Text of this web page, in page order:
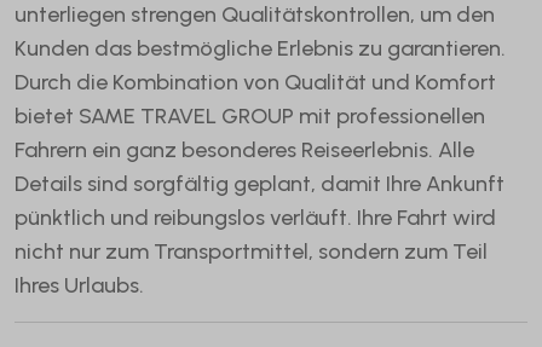
unterliegen strengen Qualitätskontrollen, um den
Kunden das bestmögliche Erlebnis zu garantieren.
Durch die Kombination von Qualität und Komfort
bietet SAME TRAVEL GROUP mit professionellen
Fahrern ein ganz besonderes Reiseerlebnis. Alle
Details sind sorgfältig geplant, damit Ihre Ankunft
pünktlich und reibungslos verläuft. Ihre Fahrt wird
nicht nur zum Transportmittel, sondern zum Teil
Ihres Urlaubs.